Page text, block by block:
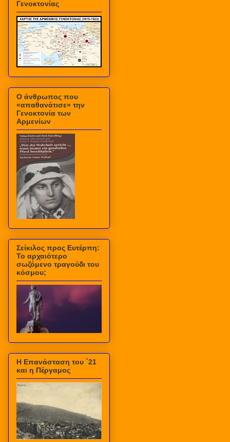
Γενοκτονίας
Ο άνθρωπος που
«απαθανάτισε» την
Γενοκτονία των
Αρμενίων
Σείκιλος προς Ευτέρπη:
Το αρχαιότερο
σωζόμενο τραγούδι του
κόσμου;
Η Επανάσταση του `21
και η Πέργαμος